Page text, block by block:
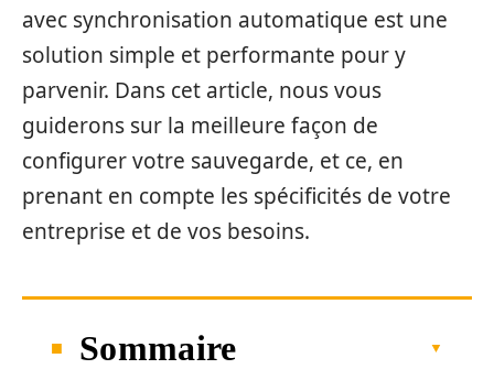
avec synchronisation automatique est une
solution simple et performante pour y
parvenir. Dans cet article, nous vous
guiderons sur la meilleure façon de
configurer votre sauvegarde, et ce, en
prenant en compte les spécificités de votre
entreprise et de vos besoins.
Sommaire